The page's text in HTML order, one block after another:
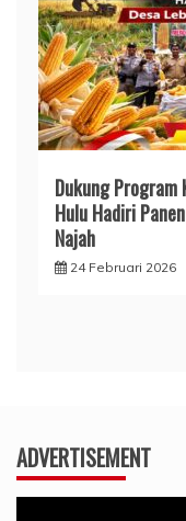
Dukung Program
Hulu Hadiri
Najah
24 Februari 2026
ADVERTISEMENT